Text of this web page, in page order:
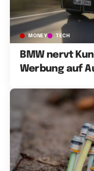
MONEY TECH
BMW nervt
Werbung auf